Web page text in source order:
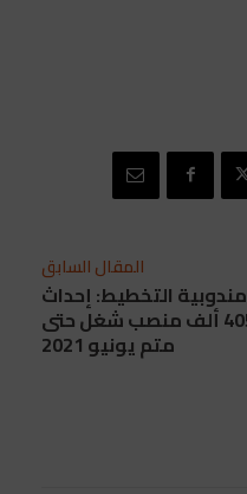
المقال السابق
مندوبية التخطيط: إحداث
405 ألف منصب شغل حتى
متم يونيو 2021